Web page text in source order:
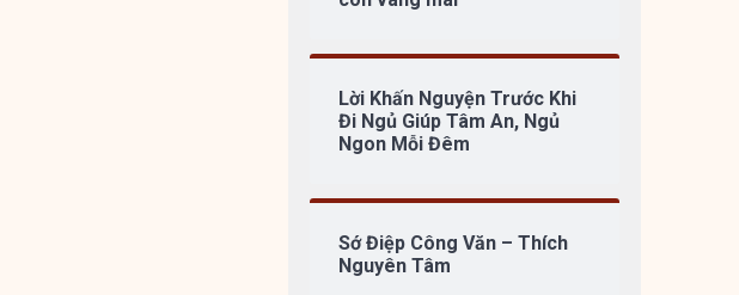
Lời Khấn Nguyện Trước Khi
Đi Ngủ Giúp Tâm An, Ngủ
Ngon Mỗi Đêm
Sớ Điệp Công Văn – Thích
Nguyên Tâm